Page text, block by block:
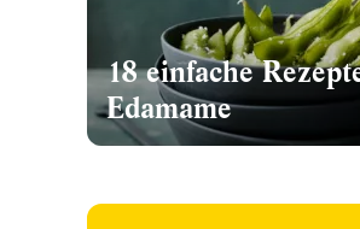
18 einfache
Edamame